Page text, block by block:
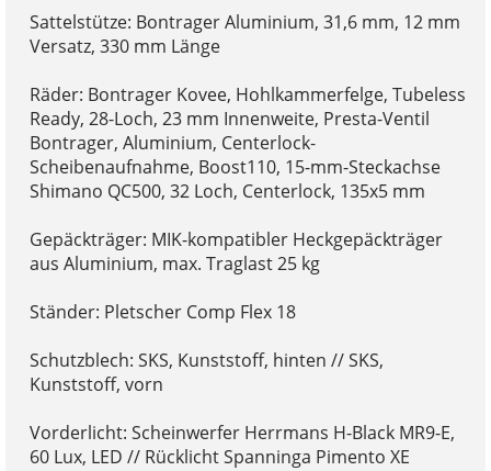
Sattelstütze: Bontrager Aluminium, 31,6 mm, 12 mm
Versatz, 330 mm Länge
Räder: Bontrager Kovee, Hohlkammerfelge, Tubeless
Ready, 28-Loch, 23 mm Innenweite, Presta-Ventil
Bontrager, Aluminium, Centerlock-
Scheibenaufnahme, Boost110, 15-mm-Steckachse
Shimano QC500, 32 Loch, Centerlock, 135x5 mm
Gepäckträger: MIK-kompatibler Heckgepäckträger
aus Aluminium, max. Traglast 25 kg
Ständer: Pletscher Comp Flex 18
Schutzblech: SKS, Kunststoff, hinten // SKS,
Kunststoff, vorn
Vorderlicht: Scheinwerfer Herrmans H-Black MR9-E,
60 Lux, LED // Rücklicht Spanninga Pimento XE